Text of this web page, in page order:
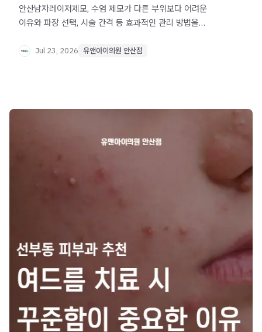
안산남자레이저제모, 수염 제모가 다른 부위보다 어려운
이유와 파장 선택, 시술 간격 등 효과적인 관리 방법을
Jul 23, 2026 유앤아이의원 안산점